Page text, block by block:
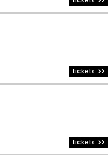
tickets
tickets